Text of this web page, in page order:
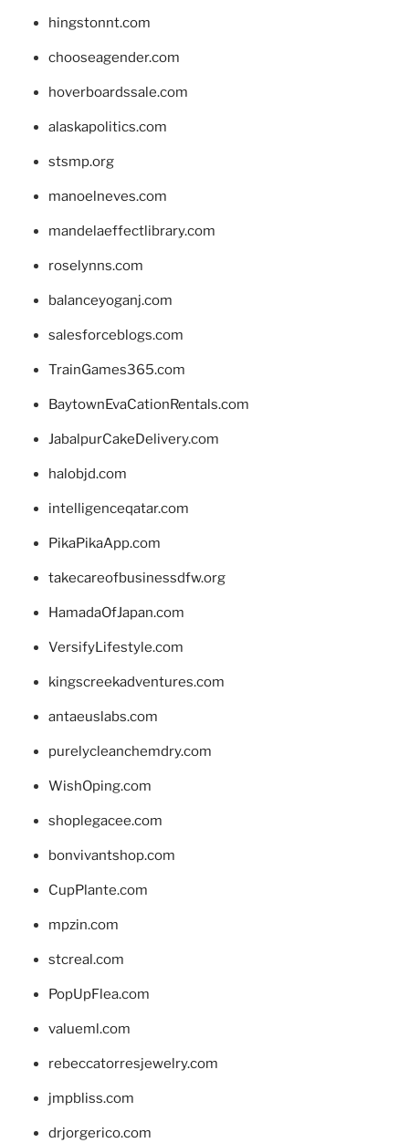
hingstonnt.com
chooseagender.com
hoverboardssale.com
alaskapolitics.com
stsmp.org
manoelneves.com
mandelaeffectlibrary.com
roselynns.com
balanceyoganj.com
salesforceblogs.com
TrainGames365.com
BaytownEvaCationRentals.com
JabalpurCakeDelivery.com
halobjd.com
intelligenceqatar.com
PikaPikaApp.com
takecareofbusinessdfw.org
HamadaOfJapan.com
VersifyLifestyle.com
kingscreekadventures.com
antaeuslabs.com
purelycleanchemdry.com
WishOping.com
shoplegacee.com
bonvivantshop.com
CupPlante.com
mpzin.com
stcreal.com
PopUpFlea.com
valueml.com
rebeccatorresjewelry.com
jmpbliss.com
drjorgerico.com